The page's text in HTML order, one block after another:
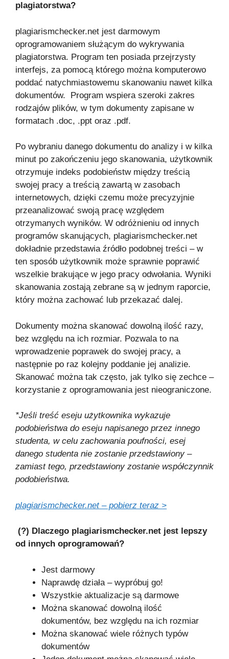
plagiatorstwa?
plagiarismchecker.net jest darmowym
oprogramowaniem służącym do wykrywania
plagiatorstwa. Program ten posiada przejrzysty
interfejs, za pomocą którego można komputerowo
poddać natychmiastowemu skanowaniu nawet kilka
dokumentów. Program wspiera szeroki zakres
rodzajów plików, w tym dokumenty zapisane w
formatach .doc, .ppt oraz .pdf.
Po wybraniu danego dokumentu do analizy i w kilka
minut po zakończeniu jego skanowania, użytkownik
otrzymuje indeks podobieństw między treścią
swojej pracy a treścią zawartą w zasobach
internetowych, dzięki czemu może precyzyjnie
przeanalizować swoją pracę względem
otrzymanych wyników. W odróżnieniu od innych
programów skanujących, plagiarismchecker.net
dokładnie przedstawia źródło podobnej treści – w
ten sposób użytkownik może sprawnie poprawić
wszelkie brakujące w jego pracy odwołania. Wyniki
skanowania zostają zebrane są w jednym raporcie,
który można zachować lub przekazać dalej.
Dokumenty można skanować dowolną ilość razy,
bez względu na ich rozmiar. Pozwala to na
wprowadzenie poprawek do swojej pracy, a
następnie po raz kolejny poddanie jej analizie.
Skanować można tak często, jak tylko się zechce –
korzystanie z oprogramowania jest nieograniczone.
*Jeśli treść eseju użytkownika wykazuje
podobieństwa do eseju napisanego przez innego
studenta, w celu zachowania poufności, esej
danego studenta nie zostanie przedstawiony –
zamiast tego, przedstawiony zostanie współczynnik
podobieństwa.
plagiarismchecker.net – pobierz teraz >
(?) Dlaczego plagiarismchecker.net jest lepszy
od innych oprogramowań?
Jest darmowy
Naprawdę działa – wypróbuj go!
Wszystkie aktualizacje są darmowe
Można skanować dowolną ilość
dokumentów, bez względu na ich rozmiar
Można skanować wiele różnych typów
dokumentów